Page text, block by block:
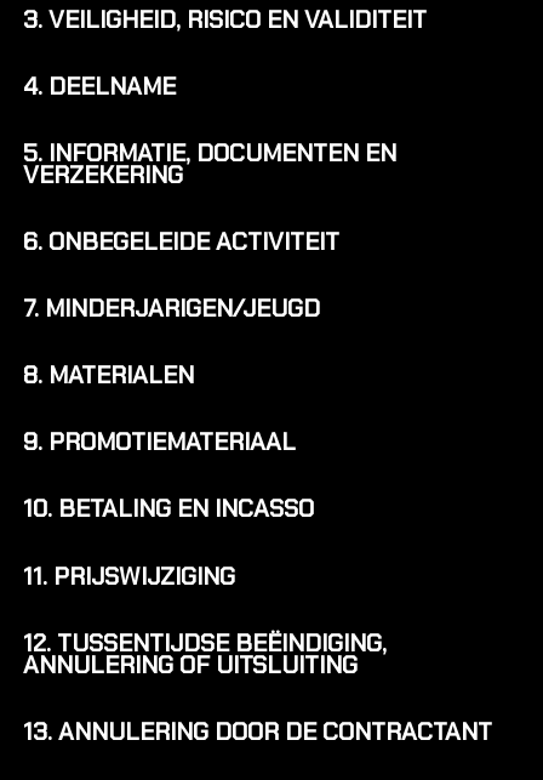
Nieuws
3. VEILIGHEID, RISICO EN VALIDITEIT
4. DEELNAME
5. INFORMATIE, DOCUMENTEN EN
VERZEKERING
6. ONBEGELEIDE ACTIVITEIT
7. MINDERJARIGEN/JEUGD
8. MATERIALEN
9. PROMOTIEMATERIAAL
10. BETALING EN INCASSO
11. PRIJSWIJZIGING
12. TUSSENTIJDSE BEËINDIGING,
ANNULERING OF UITSLUITING
13. ANNULERING DOOR DE CONTRACTANT